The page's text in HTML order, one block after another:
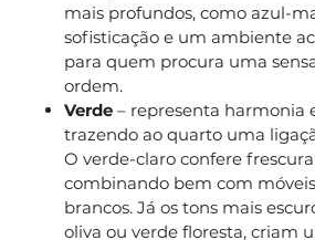
mais profundos, como azul-
sofisticação e um ambiente
para quem procura uma
ordem.
Verde – representa harmonia
trazendo ao quarto uma
O verde-claro confere frescura
combinando bem com
brancos. Já os tons mais
oliva ou verde floresta, criam